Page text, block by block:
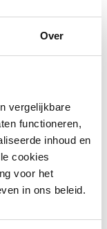
Over
vergelijkbare
functioneren,
inhoud en
cookies
voor het
in ons beleid.